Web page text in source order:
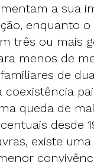
a sua
enquanto o
três ou mais
menos de
de
coexistência
queda de
desde
existe